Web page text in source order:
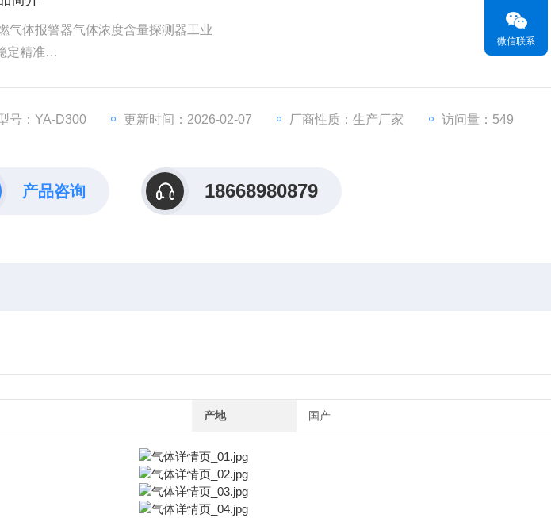
气体报警器气体浓度含量探测器工业
定精准
号丰富多样 支持4-20mA，RS485，LoRa无线信号，PowerBus二总线
号：YA-D300 更新时间：2026-02-07 厂商性质：生产厂家 访问量：549
产品咨询 18668980879
产地 国产
微信联系